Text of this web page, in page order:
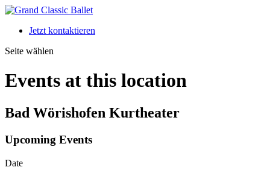
Jetzt kontaktieren
Seite wählen
Events at this location
Bad Wörishofen Kurtheater
Upcoming Events
Date